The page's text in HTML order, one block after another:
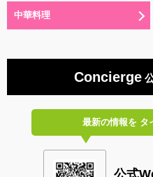
中華料理
Concierge
最新の情報をタ
公式